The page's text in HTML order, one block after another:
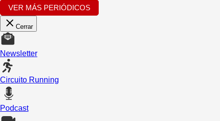
VER MÁS PERIÓDICOS
Cerrar
Newsletter
Circuito Running
Podcast